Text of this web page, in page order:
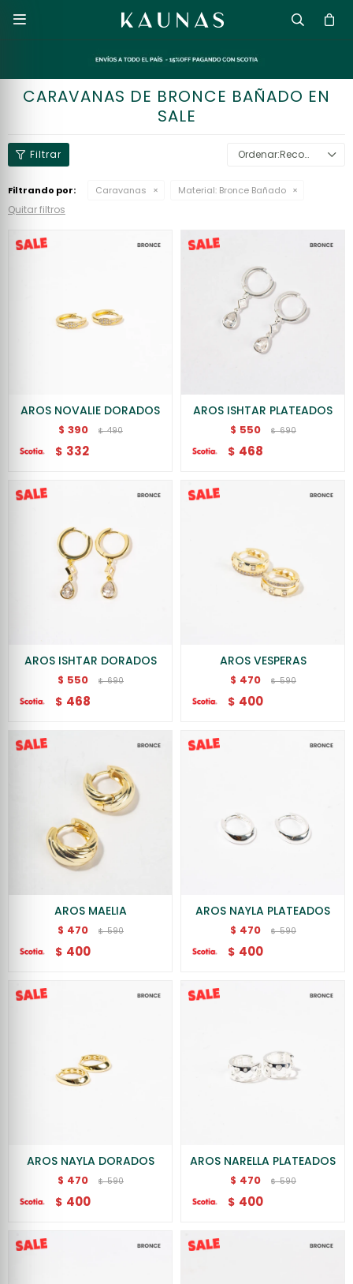

CARAVANAS DE BRONCE BAÑADO EN
SALE
Recomendados
Filtrando por: Caravanas Material: Bronce Bañado
Quitar filtros
AROS NOVALIE DORADOS
$ 390 $ 490
$ 332
AROS ISHTAR PLATEADOS
$ 550 $ 690
$ 468
AROS ISHTAR DORADOS
$ 550 $ 690
$ 468
AROS VESPERAS
$ 470 $ 590
$ 400
AROS MAELIA
$ 470 $ 590
$ 400
AROS NAYLA PLATEADOS
$ 470 $ 590
$ 400
AROS NAYLA DORADOS
$ 470 $ 590
$ 400
AROS NARELLA PLATEADOS
$ 470 $ 590
$ 400